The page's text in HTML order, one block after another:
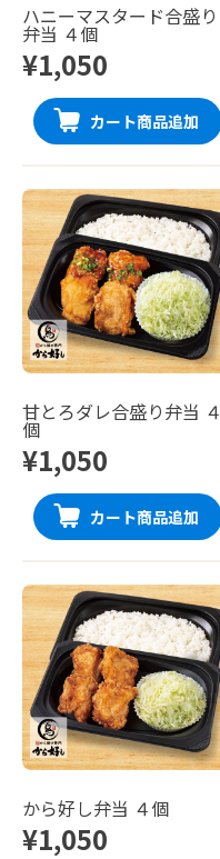
ハニーマスタード合盛り
弁当 ４個
¥1,050
カート商品追加
甘とろダレ合盛り弁当 ４
個
¥1,050
カート商品追加
から好し弁当 ４個
¥1,050